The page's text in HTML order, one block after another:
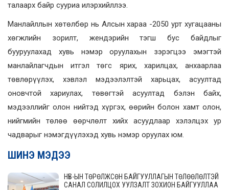
талаарх байр сууриа илэрхийллээ.
Манлайллын хөтөлбөр нь Алсын хараа -2050 урт хугацааны
хөгжлийн зорилт, жендэрийн тэгш бус байдлыг
бууруулахад хувь нэмэр оруулахын зэрэгцээ эмэгтэй
манлайлагчдын итгэл төгс ярих, харилцах, анхаарлаа
төвлөрүүлэх, хэвлэл мэдээлэлтэй харьцах, асуултад
оновчтой хариулах, төвөгтэй асуултад бэлэн байх,
мэдээллийг олон нийтэд хүргэх, өөрийн болон хамт олон,
нийгмийн төлөө өөрчлөлт хийх асуудлаар хэлэлцэх ур
чадварыг нэмэгдүүлэхэд хувь нэмэр оруулах юм.
ШИНЭ МЭДЭЭ
НҮБ-ЫН ТӨРӨЛЖСӨН БАЙГУУЛЛАГЫН ТӨЛӨӨЛӨЛТЭЙ
САНАЛ СОЛИЛЦОХ УУЛЗАЛТ ЗОХИОН БАЙГУУЛЛАА